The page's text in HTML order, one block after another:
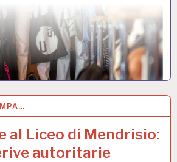
al Liceo di Mendrisio:
autoritarie